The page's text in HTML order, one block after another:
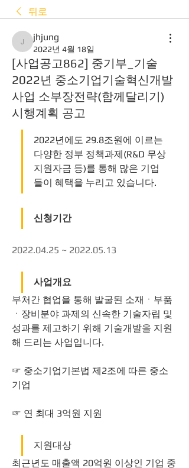
뒤로
jhjung
jhjung
2022년 4월 18일
[사업공고862] 중기부_기술
2022년 중소기업기술혁신개발
사업 소부장전략(함께달리기)
시행계획 공고
2022년에도 29.8조원에 이르는
다양한 정부 정책과제(R&D 무상
지원자금 등)를 통해 많은 기업
들이 혜택을 누리고 있습니다.
신청기간
2022.04.25 ~ 2022.05.13
사업개요
부처간 협업을 통해 발굴된 소재ㆍ부품
ㆍ장비분야 과제의 신속한 기술자립 및
성과를 제고하기 위해 기술개발을 지원
해 드리는 사업입니다.
☞ 중소기업기본법 제2조에 따른 중소
기업
☞ 연 최대 3억원 지원
지원대상
최근년도 매출액 20억원 이상인 기업 중